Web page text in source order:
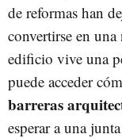
de reformas han
convertirse en
edificio vive una
puede acceder
barreras
esperar a una